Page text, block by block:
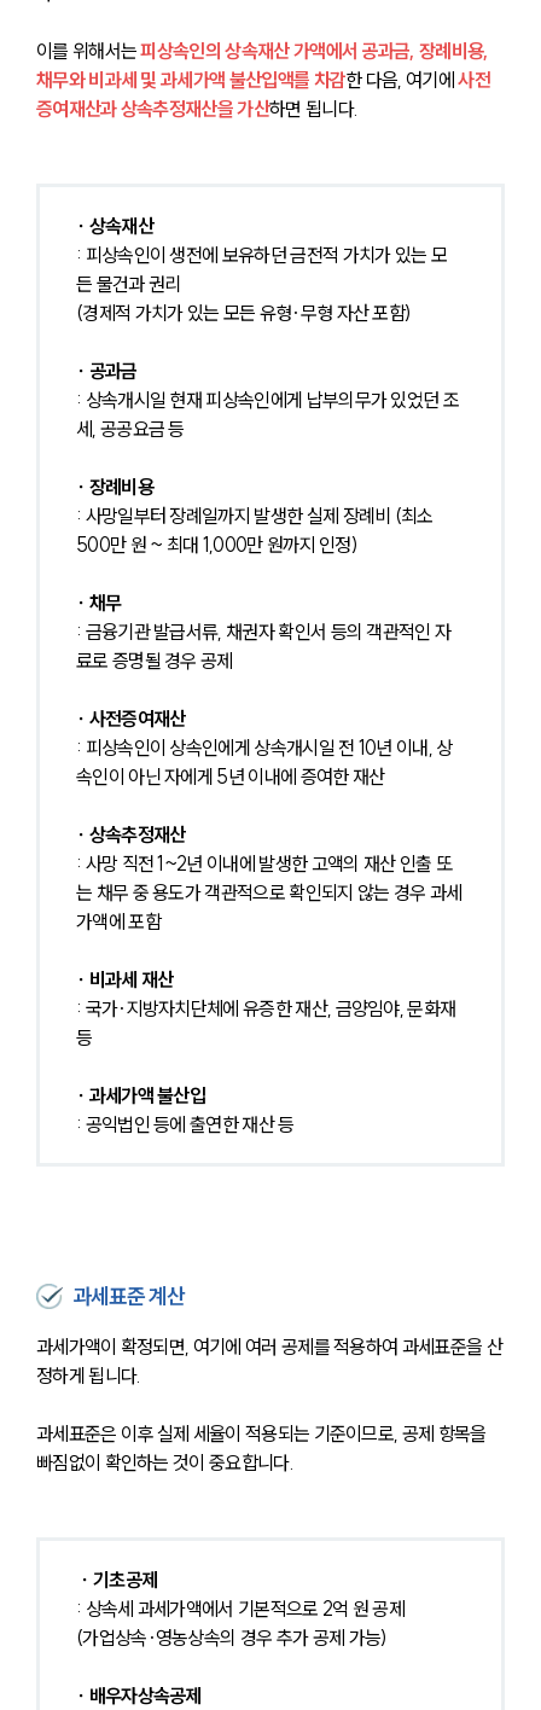
이를 위해서는 피상속인의 상속재산 가액에서 공과금, 장례비용,
채무와 비과세 및 과세가액 불산입액를 차감한 다음, 여기에 사전
증여재산과 상속추정재산을 가산하면 됩니다.
∙ 상속재산
: 피상속인이 생전에 보유하던 금전적 가치가 있는 모
든 물건과 권리
(경제적 가치가 있는 모든 유형·무형 자산 포함)
∙ 공과금
: 상속개시일 현재 피상속인에게 납부의무가 있었던 조
세, 공공요금 등
∙ 장례비용
: 사망일부터 장례일까지 발생한 실제 장례비 (최소
500만 원 ~ 최대 1,000만 원까지 인정)
∙ 채무
: 금융기관 발급서류, 채권자 확인서 등의 객관적인 자
료로 증명될 경우 공제
∙ 사전증여재산
: 피상속인이 상속인에게 상속개시일 전 10년 이내, 상
속인이 아닌 자에게 5년 이내에 증여한 재산
∙ 상속추정재산
: 사망 직전 1~2년 이내에 발생한 고액의 재산 인출 또
는 채무 중 용도가 객관적으로 확인되지 않는 경우 과세
가액에 포함
∙ 비과세 재산
: 국가·지방자치단체에 유증한 재산, 금양임야, 문화재
등
∙ 과세가액 불산입
: 공익법인 등에 출연한 재산 등
과세표준 계산
과세가액이 확정되면, 여기에 여러 공제를 적용하여 과세표준을 산
정하게 됩니다.
과세표준은 이후 실제 세율이 적용되는 기준이므로, 공제 항목을
빠짐없이 확인하는 것이 중요합니다.
∙ 기초공제
: 상속세 과세가액에서 기본적으로 2억 원 공제
(가업상속·영농상속의 경우 추가 공제 가능)
∙ 배우자상속공제